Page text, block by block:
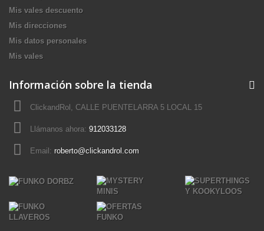
Mis vales descuento
Mis direcciones
Mis datos personales
Mis vales
Información sobre la tienda
ClickandRol, CALLE PUENTELARRA 5 LOCAL 15
Llámanos ahora: 912033128
Email: roberto@clickandrol.com